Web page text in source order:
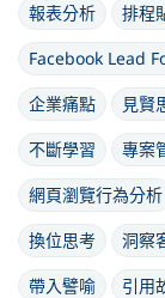
報表分析
排程
Facebook Lead
企業痛點
見賢
不斷學習
專案
網頁瀏覽行為分析
換位思考
洞察
帶入譬喻
引用